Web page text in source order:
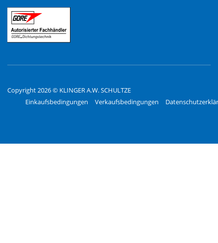
Copyright 2026 © KLINGER A.W. SCHULTZE
Einkaufsbedingungen
Verkaufsbedingungen